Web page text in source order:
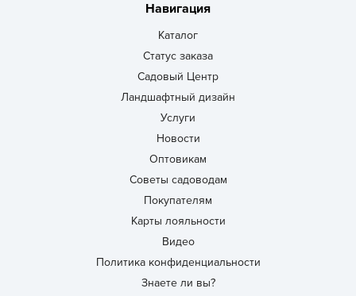
Навигация
Каталог
Статус заказа
Садовый Центр
Ландшафтный дизайн
Услуги
Новости
Оптовикам
Советы садоводам
Покупателям
Карты лояльности
Видео
Политика конфиденциальности
Знаете ли вы?